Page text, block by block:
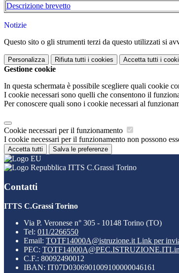
Descrizione brevetto
Notizie
Questo sito o gli strumenti terzi da questo utilizzati si
Personalizza Rifiuta tutti i cookies Accetta tutti i
Gestione cookie
In questa schermata è possibile scegliere quali cookie
I cookie necessari sono quelli che consentono il
Per conoscere quali sono i cookie necessari al
Cookie necessari per il funzionamento
I cookie necessari per il funzionamento non possono
Accetta tutti Salva le preferenze
ITTS C.Grassi Torino
Contatti
ITTS C.Grassi Torino
Via P. Veronese n° 305 - 10148 Torino (TO)
Tel: 011/2266550
Email: TOTF14000A@istruzione.it Link per
PEC: TOTF14000A@PEC.ISTRUZIONE.IT
C.F.: 80092490012
IBAN: IT07D0306901009100000046161